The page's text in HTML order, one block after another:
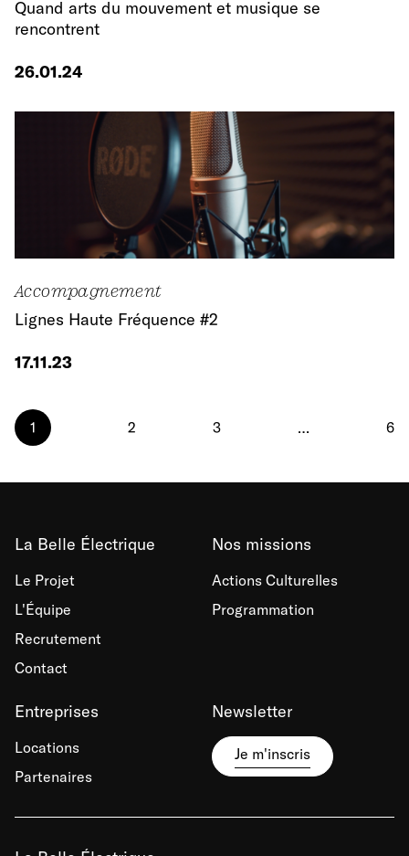
Quand arts du mouvement et musique se
rencontrent
26.01.24
Accompagnement
Lignes Haute Fréquence #2
17.11.23
1 2 3 … 6
La Belle Électrique
Le Projet
L'Équipe
Recrutement
Contact
Nos missions
Actions Culturelles
Programmation
Entreprises
Locations
Partenaires
Newsletter
Je m'inscris